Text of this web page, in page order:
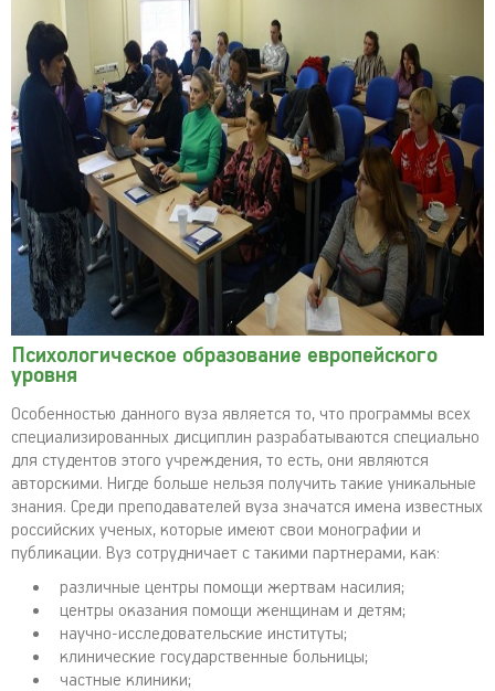
Психологическое образование европейского
уровня
Особенностью данного вуза является то, что программы всех
специализированных дисциплин разрабатываются специально
для студентов этого учреждения, то есть, они являются
авторскими. Нигде больше нельзя получить такие уникальные
знания. Среди преподавателей вуза значатся имена известных
российских ученых, которые имеют свои монографии и
публикации. Вуз сотрудничает с такими партнерами, как:
различные центры помощи жертвам насилия;
центры оказания помощи женщинам и детям;
научно-исследовательские институты;
клинические государственные больницы;
частные клиники;